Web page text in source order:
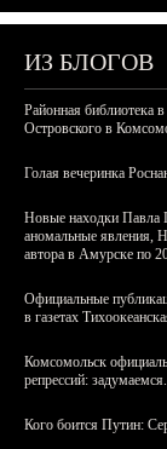
ИЗ БЛОГОВ
Районная библиотека
Островского в
Голая вечеринка
Новые находки Павла
аномальные явления,
автора в Амурске по
Официальные
в газетах
Комсомольск
репрессий:
Кого боится Путин: